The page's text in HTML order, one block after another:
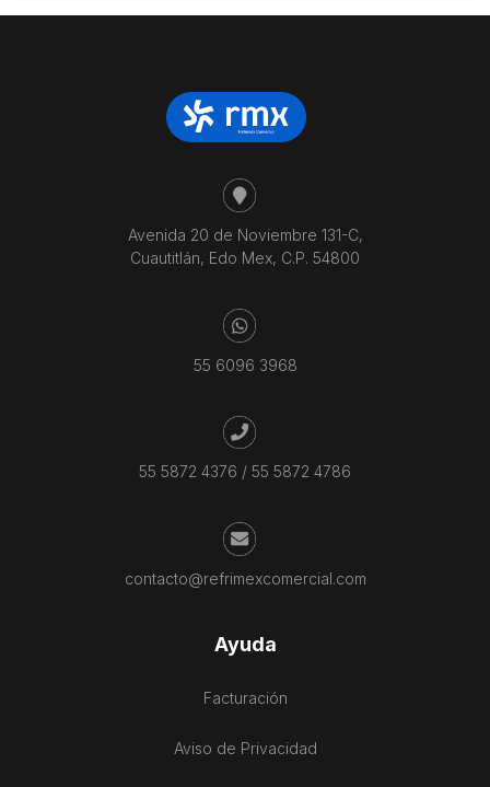
Avenida 20 de Noviembre 131-C,
Cuautitlán, Edo Mex, C.P. 54800
55 6096 3968
55 5872 4376 / 55 5872 4786
contacto@refrimexcomercial.com
Ayuda
Facturación
Aviso de Privacidad